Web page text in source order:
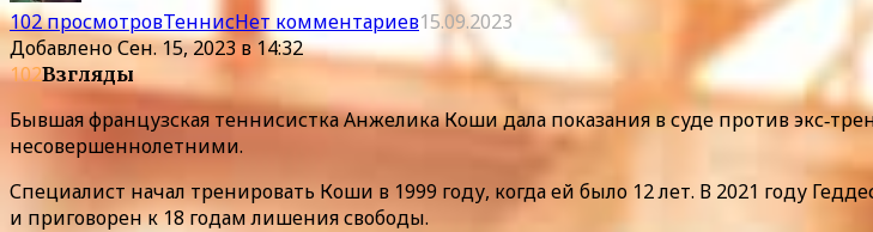
102 просмотровТеннисНет комментариев15.09.2023
ДобавленоСен. 15, 2023 в 14:32
102Взгляды
Бывшая французская теннисистка Анжелика Коши дала показания в суде против
несовершеннолетними.
Специалист начал тренировать Коши в 1999 году, когда ей было 12 лет. В 2021 году
и приговорен к 18 годам лишения свободы.